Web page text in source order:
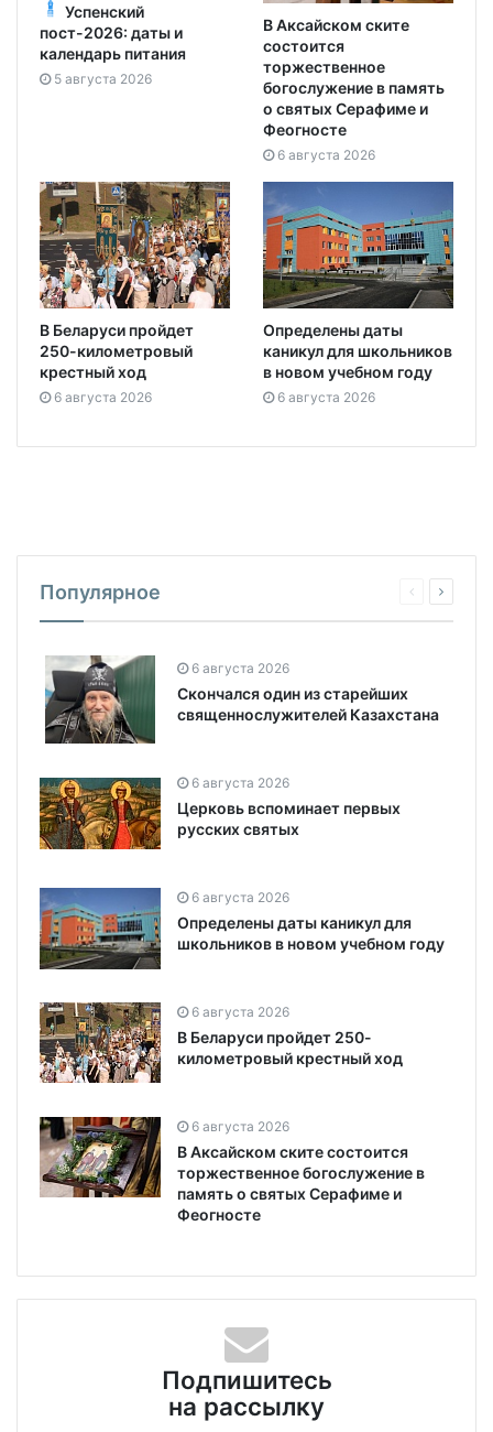
Успенский
пост-2026: даты и
календарь питания
5 августа 2026
В Аксайском ските
состоится
торжественное
богослужение в память
о святых Серафиме и
Феогносте
6 августа 2026
В Беларуси пройдет
250-километровый
крестный ход
6 августа 2026
Определены даты
каникул для школьников
в новом учебном году
6 августа 2026
Популярное
6 августа 2026
Скончался один из старейших
священнослужителей Казахстана
6 августа 2026
Церковь вспоминает первых
русских святых
6 августа 2026
Определены даты каникул для
школьников в новом учебном году
6 августа 2026
В Беларуси пройдет 250-
километровый крестный ход
6 августа 2026
В Аксайском ските состоится
торжественное богослужение в
память о святых Серафиме и
Феогносте
Подпишитесь
на рассылку